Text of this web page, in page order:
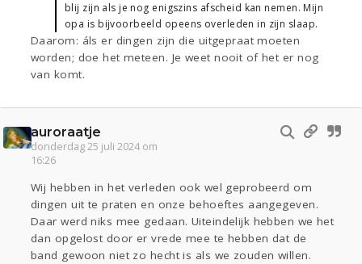
blij zijn als je nog enigszins afscheid kan nemen. Mijn
opa is bijvoorbeeld opeens overleden in zijn slaap.
Daarom: áls er dingen zijn die uitgepraat moeten
worden; doe het meteen. Je weet nooit of het er nog
van komt.
auroraatje
donderdag 25 juli 2024 om
16:26
Wij hebben in het verleden ook wel geprobeerd om
dingen uit te praten en onze behoeftes aangegeven.
Daar werd niks mee gedaan. Uiteindelijk hebben we het
dan opgelost door er vrede mee te hebben dat de
band gewoon niet zo hecht is als we zouden willen.